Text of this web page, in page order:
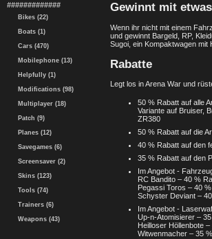
#############
Bikes (22)
Boats (1)
Cars (470)
Mobilephone (13)
Helpfully (1)
Modifications (98)
Multiplayer (18)
Patch (9)
Planes (12)
Savegames (6)
Screensaver (2)
Skins (123)
Tools (74)
Trainers (6)
Weapons (43)
Gewinnt mit
Wenn ihr nicht mit einem
und gewinnt Bargeld, RP,
Sugoi, ein Kompaktwagen
Rabatte
Legt los in Arena War und
50 % Rabatt auf alle
Variante auf Bruiser,
ZR380
50 % Rabatt auf die
40 % Rabatt auf den
35 % Rabatt auf den
Im Angebot -
RC Bandito – 40 %
Pegassi Toros – 40
Schyster Deviant –
Im Angebot -
Up-n-Atomisierer –
Heilloser Höllenbote
Witwenmacher – 35